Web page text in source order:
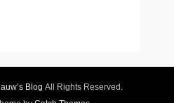
Blog All Rights Reserved.